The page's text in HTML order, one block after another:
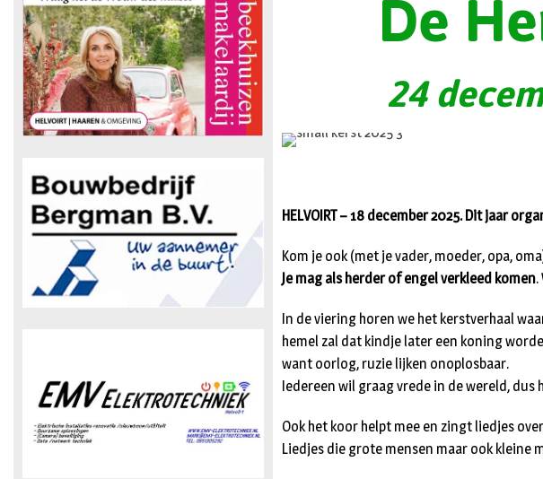
24
HELVOIRT – 18 december 2025. Dit jaar
Kom je ook (met je vader, moeder, opa,
Je mag als herder of engel verkleed komen
In de viering horen we het kerstverhaal
hemel zal dat kindje later een koning
want oorlog, ruzie lijken onoplosbaar.
Iedereen wil graag vrede in de wereld, dus
Ook het koor helpt mee en zingt liedjes
Liedjes die grote mensen maar ook kleine